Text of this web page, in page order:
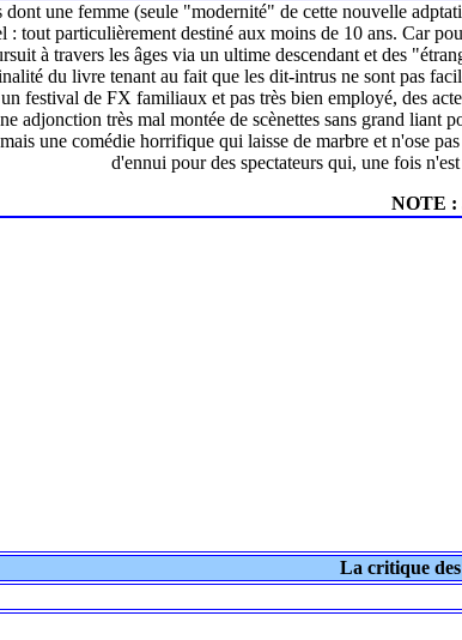
dont une femme (seule "modernité" de cette nouvelle
tout particulièrement destiné aux moins de 10 ans. Car
à travers les âges via un ultime descendant et des
du livre tenant au fait que les dit-intrus ne sont pas
festival de FX familiaux et pas très bien employé, des
adjonction très mal montée de scènettes sans grand
une comédie horrifique qui laisse de marbre et n'ose
d'ennui pour des spectateurs qui, une fois
NOTE :
La critique